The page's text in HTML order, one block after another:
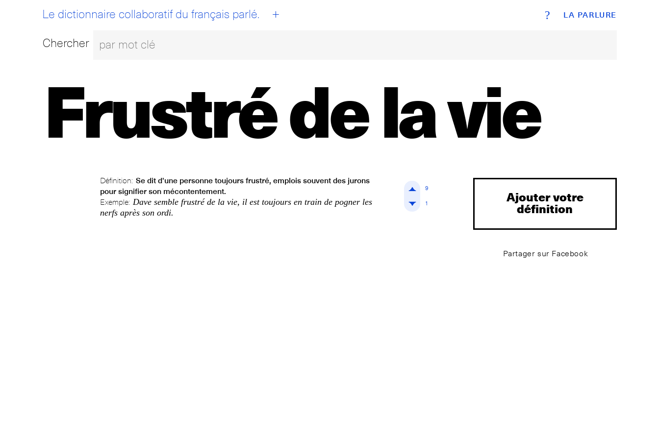
LA PARLURE
Le dictionnaire collaboratif du français parlé. + ?
Chercher
Frustré de la vie
Définition: Se dit d'une personne toujours frustré, emplois souvent des jurons
pour signifier son mécontentement.
Exemple: Dave semble frustré de la vie, il est toujours en train de pogner les
nerfs après son ordi.
9
1
Ajouter votre
définition
Partager sur Facebook